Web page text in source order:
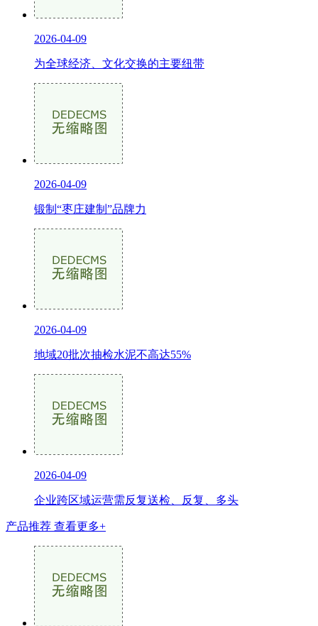
2026-04-09
为全球经济、文化交换的主要纽带
2026-04-09
锻制“枣庄建制”品牌力
2026-04-09
地域20批次抽检水泥不高达55%
2026-04-09
企业跨区域运营需反复送检、反复、多头
产品推荐 查看更多+